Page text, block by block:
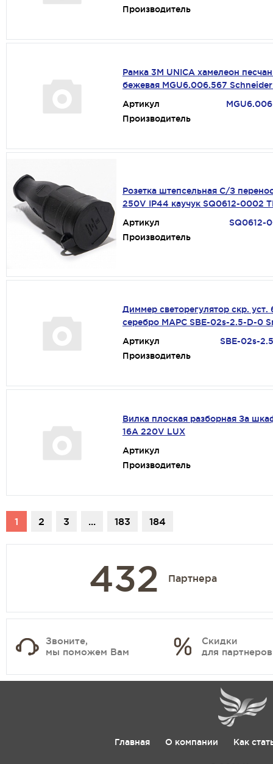
Производитель
Рамка 3М UNICA хамелеон
бежевая MGU6.006.567
Артикул
Производитель
Розетка штепсельная С/З
250V IP44 каучук SQ0612-0002
Артикул
SQ0612-
Производитель
Диммер светорегулятор скр. уст.
серебро МАРС SBE-02s-2.5-D-0
Артикул
SBE-02s-
Производитель
Вилка плоская разборная За
16А 220V LUX
Артикул
Производитель
1 2 3 ... 183 184
432 Партнера
Звоните,
мы поможем Вам
Скидки
для партнеров
Главная О компании Как